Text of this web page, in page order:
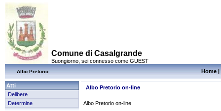
Comune di Casalgrande
Buongiorno, sei connesso come GUEST
Albo Pretorio Home|
Atti
Delibere
Determine
Albo Pretorio on-line
Albo Pretorio on-line